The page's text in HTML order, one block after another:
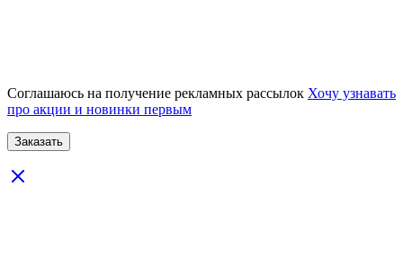
Соглашаюсь на получение рекламных рассылок Хочу узнавать
про акции и новинки первым